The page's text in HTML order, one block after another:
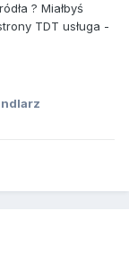
? Miałbyś
TDT usługa -